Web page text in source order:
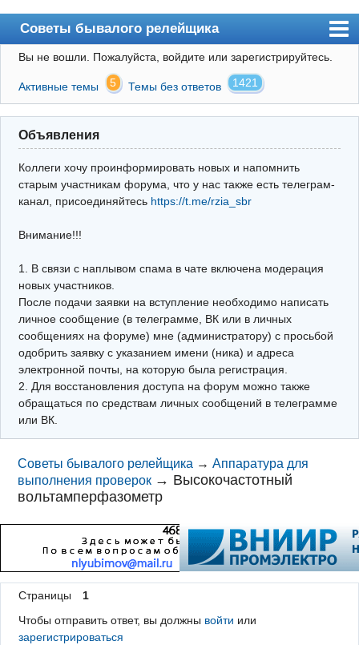
Советы бывалого релейщика
Форум
Правила
Поиск
Регистрация
Архив
Почта
Поиск релейщика
Видео РЗиА
Фотохостинг
Телеграм
Вы не вошли. Пожалуйста, войдите или зарегистрируйтесь.
Активные темы 5 Темы без ответов 1421
Объявления
Коллеги хочу проинформировать новых и напомнить
старым участникам форума, что у нас также есть телеграм-
канал, присоединяйтесь https://t.me/rzia_sbr
Внимание!!!
1. В связи с наплывом спама в чате включена модерация
новых участников.
После подачи заявки на вступление необходимо написать
личное сообщение (в телеграмме, ВК или в личных
сообщениях на форуме) мне (администратору) с просьбой
одобрить заявку с указанием имени (ника) и адреса
электронной почты, на которую была регистрация.
2. Для восстановления доступа на форум можно также
обращаться по средствам личных сообщений в телеграмме
или ВК.
Советы бывалого релейщика →Аппаратура для
выполнения проверок → Высокочастотный
вольтамперфазометр
Страницы
1
Чтобы отправить ответ, вы должны войти или
зарегистрироваться